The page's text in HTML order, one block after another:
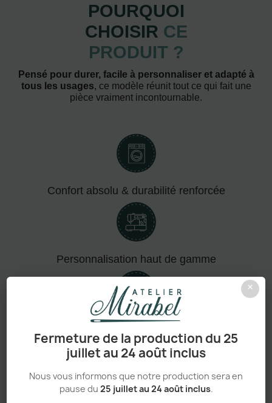
×
Fermeture de la production du 25
juillet au 24 août inclus
Nous vous informons que notre production sera en
pause du 25 juillet au 24 août inclus.
POURQUOI
CHOISIR CE
PRODUIT ?
Pensé pour durer, facile à personnaliser et adapté à
tous les usages, ce modèle réunit tout ce qui fait une
pièce vraiment incontournable.
Confort absolu & durabilité renforcée
Personnalisation haut de gamme
Sans minimum de commande